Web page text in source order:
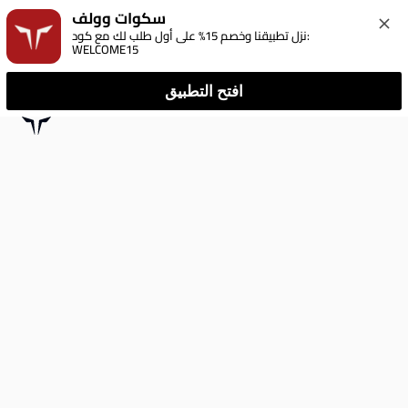
سكوات وولف
نزل تطبيقنا وخصم 15% على أول طلب لك مع كود:
WELCOME15
افتح التطبيق